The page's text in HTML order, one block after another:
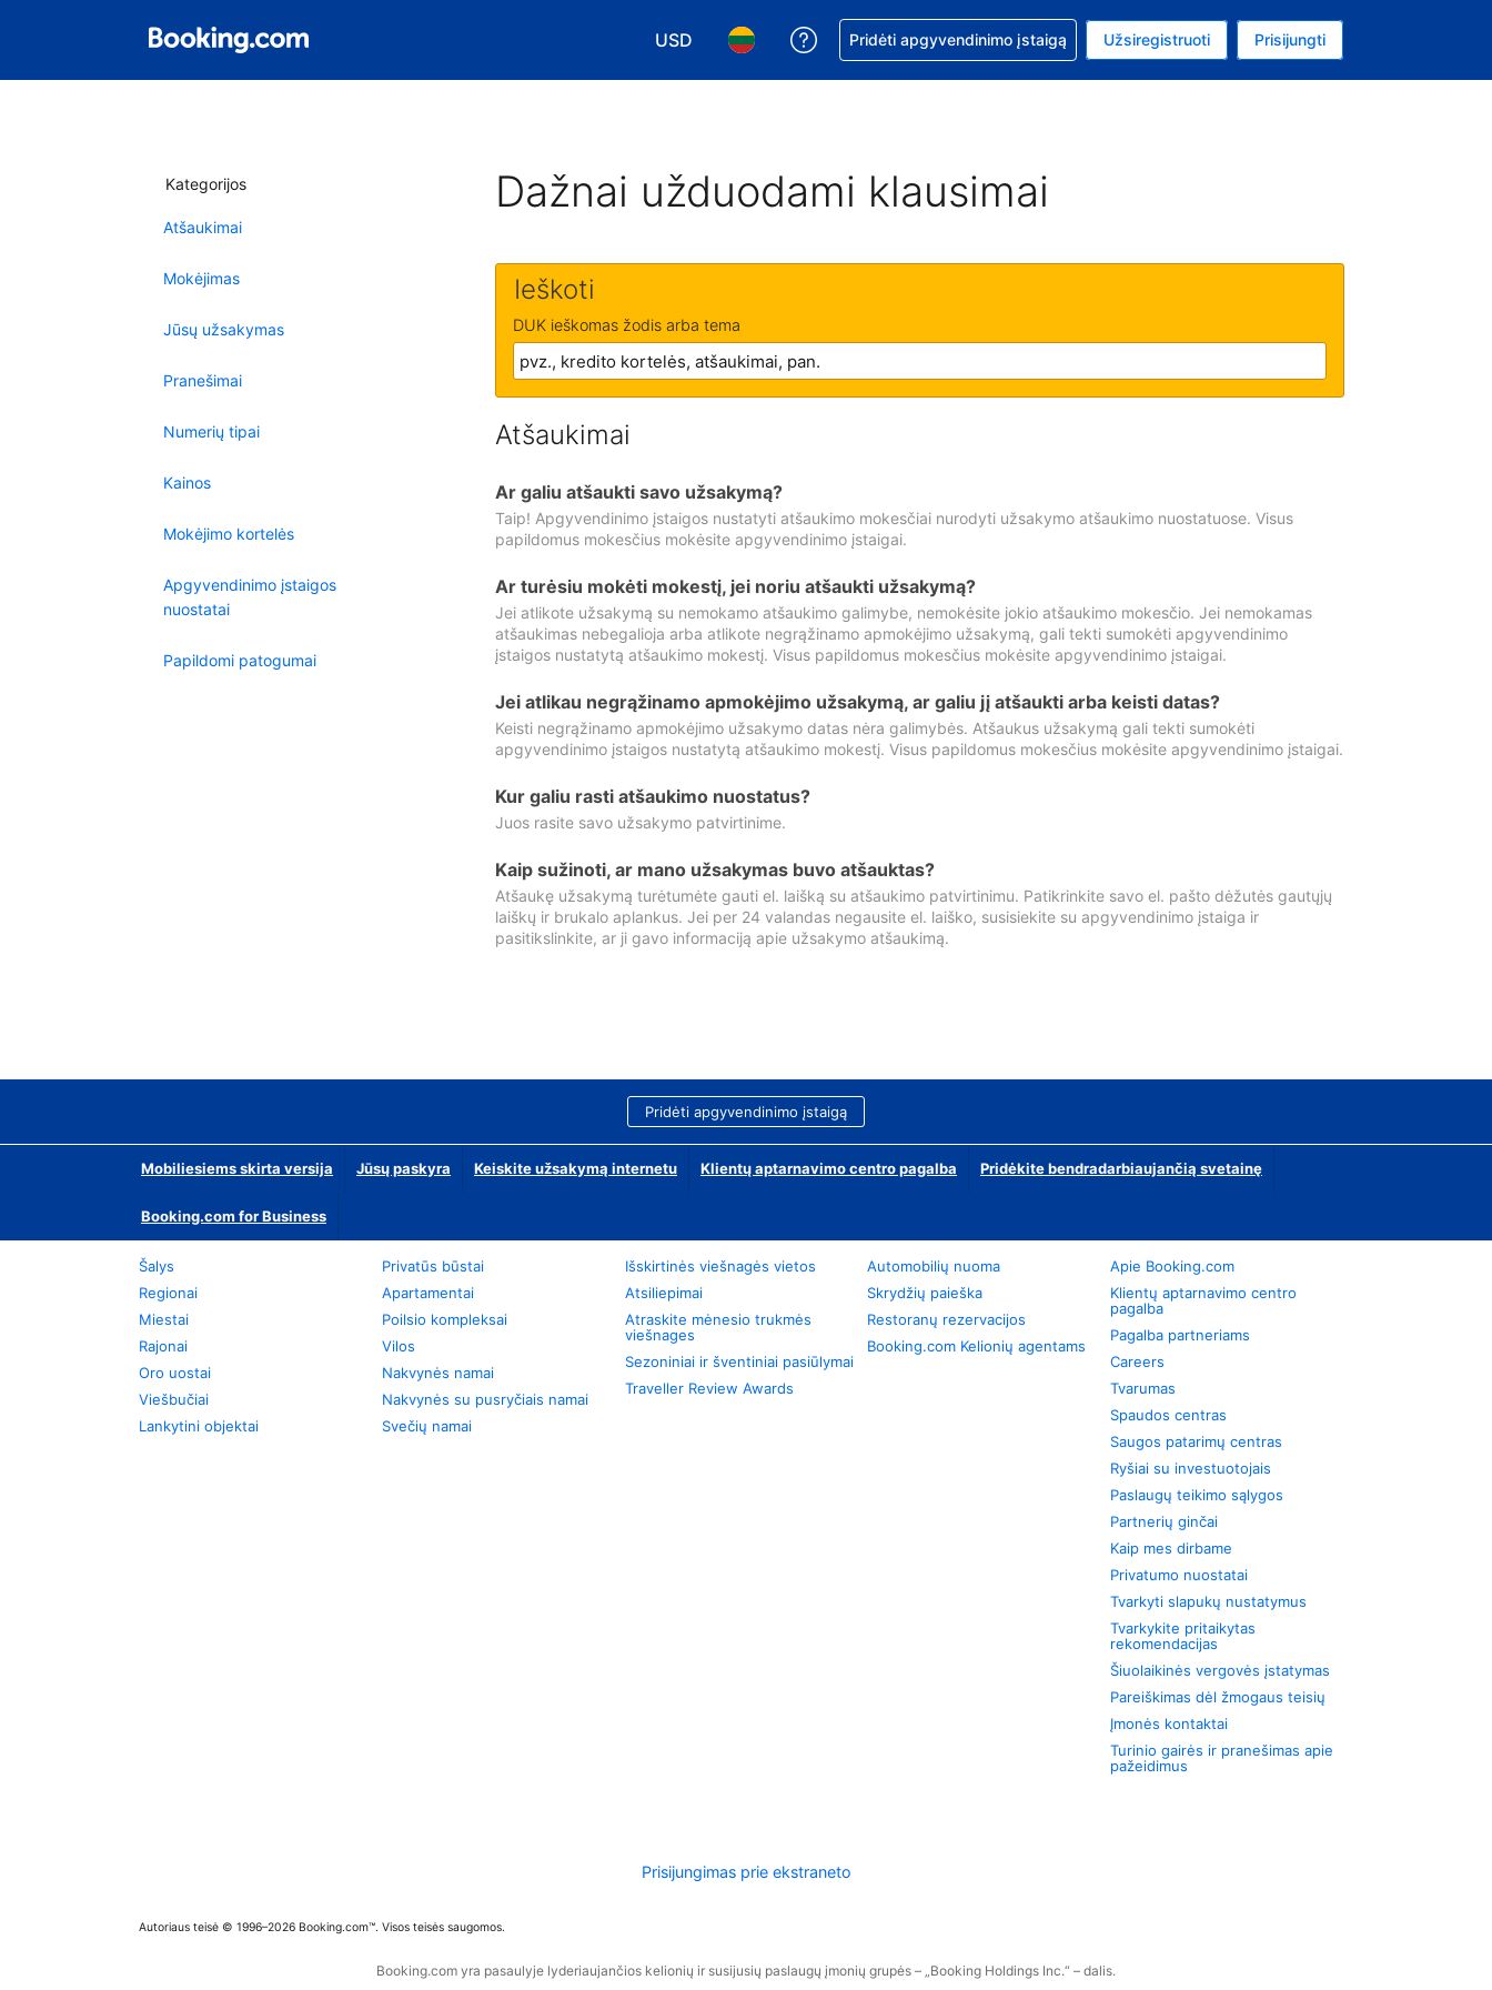
USD
Pasirinkite valiutą. Jūsų pasirinkta valiuta: Jungtinių Valstijų doleris
Pasirinkite kalbą. Jūsų pasirinkta kalba: Lietuvių
Pagalba dėl užsakymo
Pridėti apgyvendinimo įstaigą Užsiregistruoti Prisijungti
Kategorijos
Atšaukimai
Mokėjimas
Jūsų užsakymas
Pranešimai
Numerių tipai
Kainos
Mokėjimo kortelės
Apgyvendinimo įstaigos
nuostatai
Papildomi patogumai
Dažnai užduodami klausimai
Ieškoti
DUK ieškomas žodis arba tema
Atšaukimai
Ar galiu atšaukti savo užsakymą?
Taip! Apgyvendinimo įstaigos nustatyti atšaukimo mokesčiai nurodyti užsakymo atšaukimo nuostatuose. Visus
papildomus mokesčius mokėsite apgyvendinimo įstaigai.
Ar turėsiu mokėti mokestį, jei noriu atšaukti užsakymą?
Jei atlikote užsakymą su nemokamo atšaukimo galimybe, nemokėsite jokio atšaukimo mokesčio. Jei nemokamas
atšaukimas nebegalioja arba atlikote negrąžinamo apmokėjimo užsakymą, gali tekti sumokėti apgyvendinimo
įstaigos nustatytą atšaukimo mokestį. Visus papildomus mokesčius mokėsite apgyvendinimo įstaigai.
Jei atlikau negrąžinamo apmokėjimo užsakymą, ar galiu jį atšaukti arba keisti datas?
Keisti negrąžinamo apmokėjimo užsakymo datas nėra galimybės. Atšaukus užsakymą gali tekti sumokėti
apgyvendinimo įstaigos nustatytą atšaukimo mokestį. Visus papildomus mokesčius mokėsite apgyvendinimo įstaigai.
Kur galiu rasti atšaukimo nuostatus?
Juos rasite savo užsakymo patvirtinime.
Kaip sužinoti, ar mano užsakymas buvo atšauktas?
Atšaukę užsakymą turėtumėte gauti el. laišką su atšaukimo patvirtinimu. Patikrinkite savo el. pašto dėžutės gautųjų
laiškų ir brukalo aplankus. Jei per 24 valandas negausite el. laiško, susisiekite su apgyvendinimo įstaiga ir
pasitikslinkite, ar ji gavo informaciją apie užsakymo atšaukimą.
Pridėti apgyvendinimo įstaigą
Mobiliesiems skirta versija Jūsų paskyra Keiskite užsakymą internetu Klientų aptarnavimo centro pagalba Pridėkite bendradarbiaujančią svetainę
Booking.com for Business
Šalys
Regionai
Miestai
Rajonai
Oro uostai
Viešbučiai
Lankytini objektai
Privatūs būstai
Apartamentai
Poilsio kompleksai
Vilos
Nakvynės namai
Nakvynės su pusryčiais namai
Svečių namai
Išskirtinės viešnagės vietos
Atsiliepimai
Atraskite mėnesio trukmės
viešnages
Sezoniniai ir šventiniai pasiūlymai
Traveller Review Awards
Automobilių nuoma
Skrydžių paieška
Restoranų rezervacijos
Booking.com Kelionių agentams
Apie Booking.com
Klientų aptarnavimo centro
pagalba
Pagalba partneriams
Careers
Tvarumas
Spaudos centras
Saugos patarimų centras
Ryšiai su investuotojais
Paslaugų teikimo sąlygos
Partnerių ginčai
Kaip mes dirbame
Privatumo nuostatai
Tvarkyti slapukų nustatymus
Tvarkykite pritaikytas
rekomendacijas
Šiuolaikinės vergovės įstatymas
Pareiškimas dėl žmogaus teisių
Įmonės kontaktai
Turinio gairės ir pranešimas apie
pažeidimus
Prisijungimas prie ekstraneto
Autoriaus teisė © 1996–2026 Booking.com™. Visos teisės saugomos.
Booking.com yra pasaulyje lyderiaujančios kelionių ir susijusių paslaugų įmonių grupės – „Booking Holdings Inc.“ – dalis.